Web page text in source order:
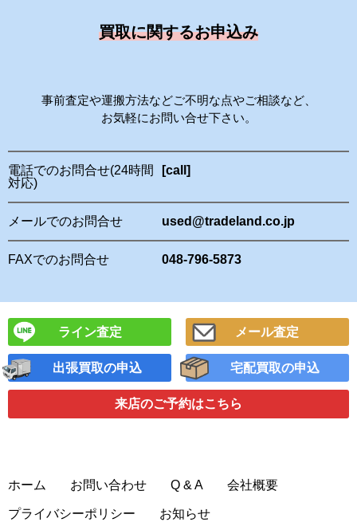
買取に関するお申込み
事前査定や運搬方法などご不明な点やご相談など、
お気軽にお問い合せ下さい。
電話でのお問合せ(24時間
対応)
[call]
メールでのお問合せ used@tradeland.co.jp
FAXでのお問合せ 048-796-5873
ライン査定 メール査定
出張買取の申込 宅配買取の申込
来店のご予約はこちら
ホーム お問い合わせ Q & A 会社概要
プライバシーポリシー お知らせ